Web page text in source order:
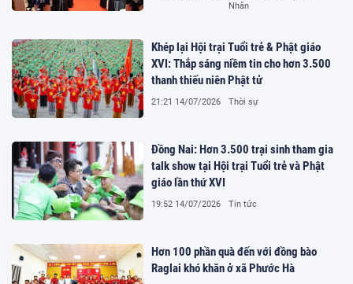
Nhân
Khép lại Hội trại Tuổi trẻ & Phật giáo
XVI: Thắp sáng niềm tin cho hơn 3.500
thanh thiếu niên Phật tử
21:21 14/07/2026 Thời sự
Đồng Nai: Hơn 3.500 trại sinh tham gia
talk show tại Hội trại Tuổi trẻ và Phật
giáo lần thứ XVI
19:52 14/07/2026 Tin tức
Hơn 100 phần quà đến với đồng bào
Raglai khó khăn ở xã Phước Hà